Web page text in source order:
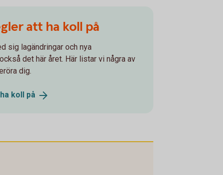
att ha koll på
sig lagändringar och nya
det här året. Här listar vi några av
dig.
koll på